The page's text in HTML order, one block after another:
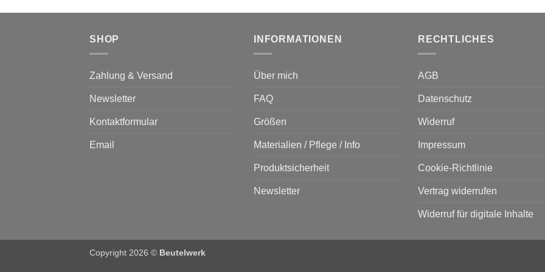
SHOP
Zahlung & Versand
Newsletter
Kontaktformular
Email
INFORMATIONEN
Über mich
FAQ
Größen
Materialien / Pflege / Info
Produktsicherheit
Newsletter
RECHTLICHES
AGB
Datenschutz
Widerruf
Impressum
Cookie-Richtlinie
Vertrag widerrufen
Widerruf für digitale Inhalte
Copyright 2026 © Beutelwerk